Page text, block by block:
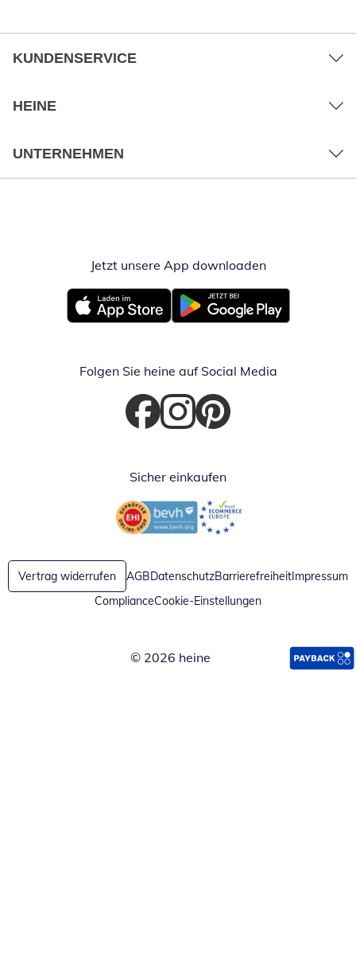
KUNDENSERVICE
HEINE
UNTERNEHMEN
Jetzt unsere App downloadenÖffnet in
Öffnet in neuem FensterÖffnet in neuem Fenster
Folgen Sie heine auf Social Media
Öffnet in neuem Fenster
Öffnet in neuem Fenster
Öffnet in neuem Fenster
Sicher einkaufen
Öffnet in neuem FensterÖffnet in neuem Fenster
Vertrag widerrufen AGBDatenschutzBarrierefreiheitImpressum
ComplianceCookie-Einstellungen
© 2026 heine